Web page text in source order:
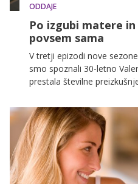
ODDAJE
Po izgubi matere
povsem sama
V tretji epizodi nove
smo spoznali 30-letno
prestala številne
s tem ponudili priložnost